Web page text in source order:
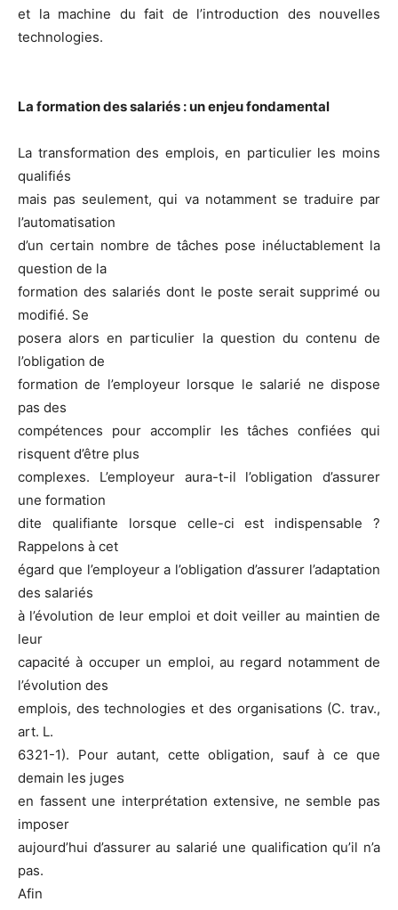
et la machine du fait de l’introduction des nouvelles
technologies.
La formation des salariés : un enjeu fondamental
La transformation des emplois, en particulier les moins
qualifiés
mais pas seulement, qui va notamment se traduire par
l’automatisation
d’un certain nombre de tâches pose inéluctablement la
question de la
formation des salariés dont le poste serait supprimé ou
modifié. Se
posera alors en particulier la question du contenu de
l’obligation de
formation de l’employeur lorsque le salarié ne dispose
pas des
compétences pour accomplir les tâches confiées qui
risquent d’être plus
complexes. L’employeur aura-t-il l’obligation d’assurer
une formation
dite qualifiante lorsque celle-ci est indispensable ?
Rappelons à cet
égard que l’employeur a l’obligation d’assurer l’adaptation
des salariés
à l’évolution de leur emploi et doit veiller au maintien de
leur
capacité à occuper un emploi, au regard notamment de
l’évolution des
emplois, des technologies et des organisations (C. trav.,
art. L.
6321-1). Pour autant, cette obligation, sauf à ce que
demain les juges
en fassent une interprétation extensive, ne semble pas
imposer
aujourd’hui d’assurer au salarié une qualification qu’il n’a
pas.
Afin